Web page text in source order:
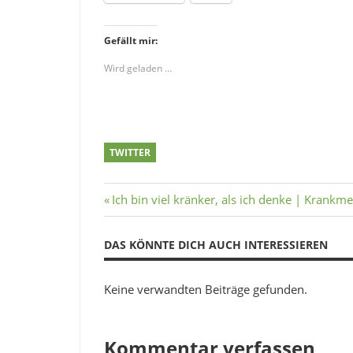
Gefällt mir:
Wird geladen …
TWITTER
Beitragsnavigation
Vorheriger
Beitrag:
Ich bin viel kränker, als ich denke |
DAS KÖNNTE DICH AUCH INTERESSIEREN
Keine verwandten Beiträge gefunden.
Kommentar verfassen